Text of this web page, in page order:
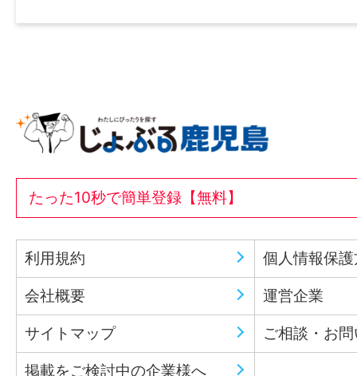
たった10秒で簡単登録【無料】
利用規約 個人情報保
会社概要 運営企業
サイトマップ ご相談・お
掲載をご検討中の企業様へ